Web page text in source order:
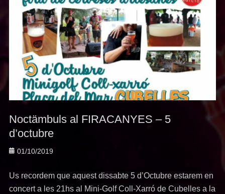
Noctämbuls al FIRACANYES – 5
d’octubre
Posted
01/10/2019
Us recordem que aquest dissabte 5 d’Octubre estarem en
concert a les 21hs al Mini-Golf Coll-Xarró de Cubelles a la